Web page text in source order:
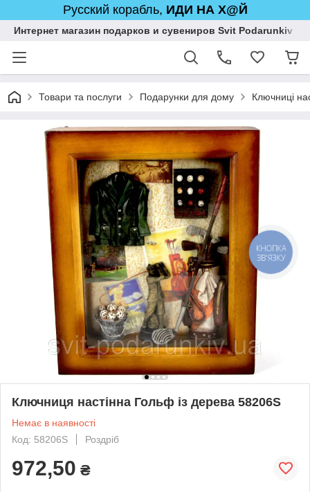
Русский корабль, ИДИ НА Х@Й
Интернет магазин подарков и сувениров Svit Podarunkiv
Товари та послуги Подарунки для дому Ключниці
Ключниця настінна Гольф із дерева 58206S
Немає в наявності
Код: 58206S
Роздріб
972,50 ₴
КНОПКА
ЗВ'ЯЗКУ